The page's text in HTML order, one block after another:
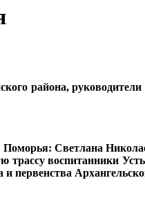
района,
Поморья: Светлана
воспитанники
первенства